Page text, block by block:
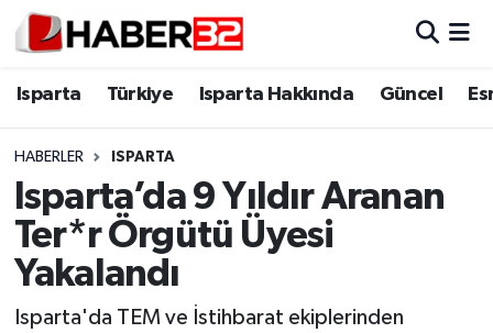
Isparta Türkiye Isparta Hakkında Güncel
HABERLER ISPARTA
Isparta’da 9 Yıldır Aranan
Ter*r Örgütü Üyesi
Yakalandı
Isparta'da TEM ve İstihbarat ekiplerinden
Isparta
Esnaf Diyor ki;
ASAYİŞ
BİLİM VE TEKNOLOJİ
Isparta Nöbetçi Eczaneler
Isparta Trafik Yoğunluk Haritası
Süper Lig Puan Durumu ve Fikstür
Tüm Manşetler